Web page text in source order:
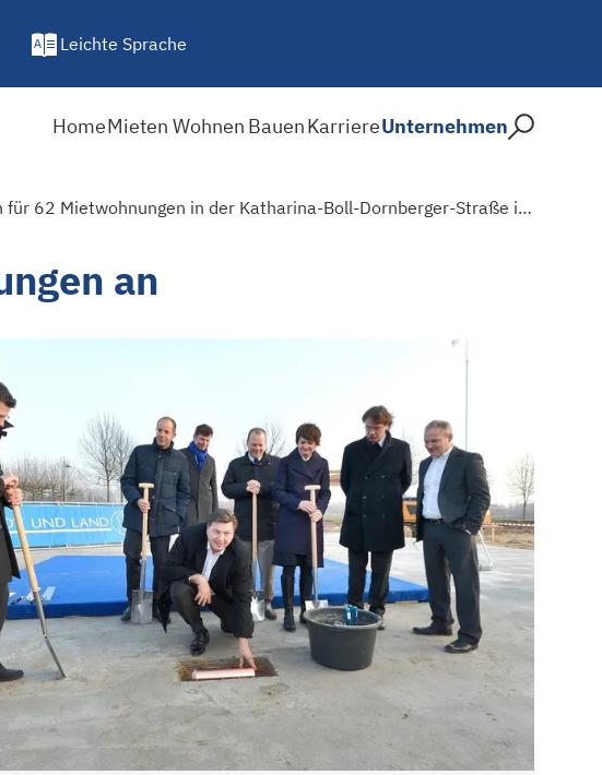
Leichte Sprache
HomeMieten Wohnen BauenKarriereUnternehmen
Weiteres Neubauprojekt: STADT UND LAND legt Grundstein für 62 Mietwohnungen in der Katharina-Boll-Dornberger-Straße in Berlin Adlershof
an